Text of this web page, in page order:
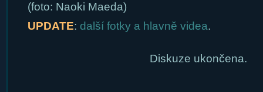
(foto: Naoki Maeda)
UPDATE: další fotky a hlavně videa.
Diskuze ukončena.